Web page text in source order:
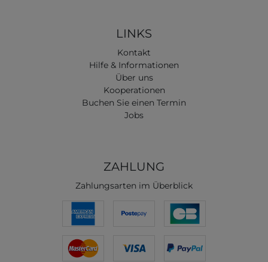
LINKS
Kontakt
Hilfe & Informationen
Über uns
Kooperationen
Buchen Sie einen Termin
Jobs
ZAHLUNG
Zahlungsarten im Überblick